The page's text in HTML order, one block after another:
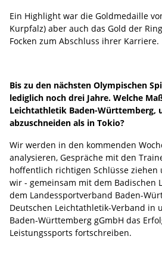
Ein Highlight war die Goldmedaille
Kurpfalz) aber auch das Gold der
Focken zum Abschluss ihrer Karriere.
Bis zu den nächsten Olympischen
lediglich noch drei Jahre. Welche
Leichtathletik Baden-Württemberg,
abzuschneiden als in Tokio?
Wir werden in den kommenden
analysieren, Gespräche mit den
hoffentlich richtigen Schlüsse ziehen
wir - gemeinsam mit dem Badischen
dem Landessportverband Baden-
Deutschen Leichtathletik-Verband in
Baden-Württemberg gGmbH das
Leistungssports fortschreiben.